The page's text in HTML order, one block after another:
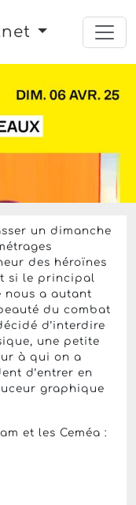
de 16h30
dans
un dimanche
des héroïnes
si le principal
nous a autant
du combat
d’interdire
une petite
à qui on a
d’entrer en
graphique
et les Ceméa :